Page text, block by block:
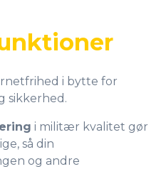
i bytte for
sikkerhed.
i militær kvalitet gør
så din
og andre